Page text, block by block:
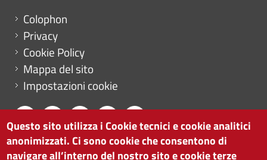
Menu footer
Colophon
Privacy
Cookie Policy
Mappa del sito
Impostazioni cookie
CAMERA DI COMMERCIO DI BOLZANO
Questo sito utilizza i Cookie tecnici e cookie analitici
anonimizzati. Ci sono cookie che consentono di
navigare all’interno del nostro sito e cookie terze